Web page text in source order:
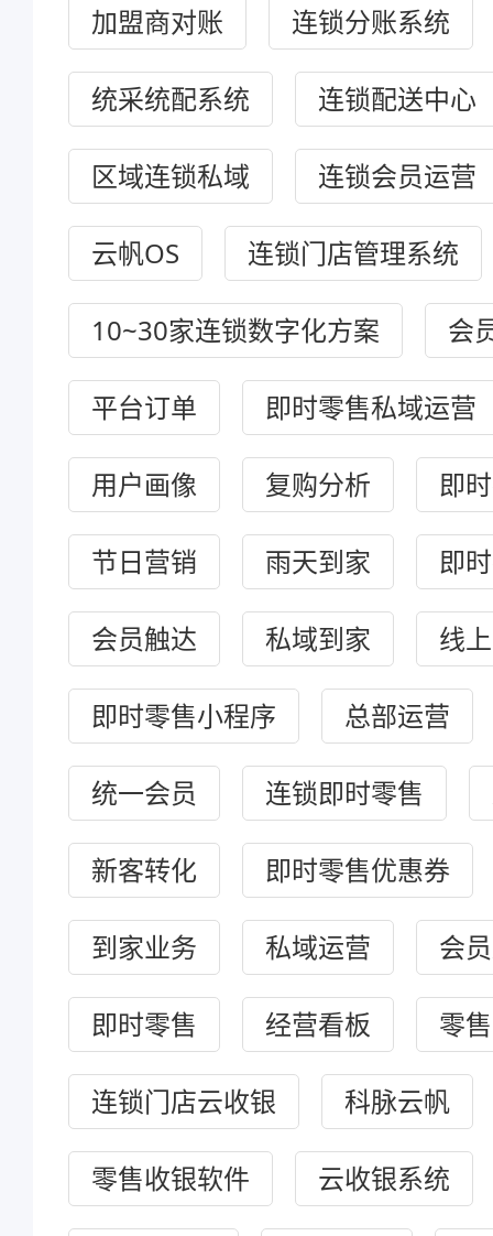
加盟商对账 连锁分账系统
统采统配系统 连锁配送中心
区域连锁私域 连锁会员运营
云帆OS 连锁门店管理系统
10~30家连锁数字化方案 会
平台订单 即时零售私域运营
用户画像 复购分析 即
节日营销 雨天到家 即
会员触达 私域到家 线
即时零售小程序 总部运营
统一会员 连锁即时零售
新客转化 即时零售优惠券
到家业务 私域运营 会
即时零售 经营看板 零
连锁门店云收银 科脉云帆
零售收银软件 云收银系统